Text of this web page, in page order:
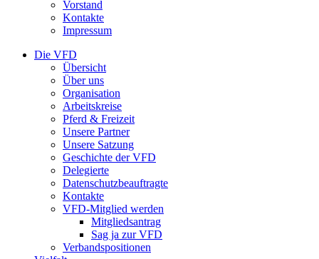
Vorstand
Kontakte
Impressum
Die VFD
Übersicht
Über uns
Organisation
Arbeitskreise
Pferd & Freizeit
Unsere Partner
Unsere Satzung
Geschichte der VFD
Delegierte
Datenschutzbeauftragte
Kontakte
VFD-Mitglied werden
Mitgliedsantrag
Sag ja zur VFD
Verbandspositionen